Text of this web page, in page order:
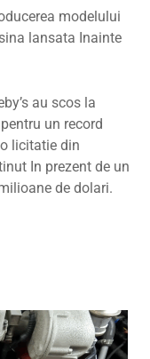
modelului
lansata Inainte
au scos la
un record
licitatie din
In prezent de un
de dolari.